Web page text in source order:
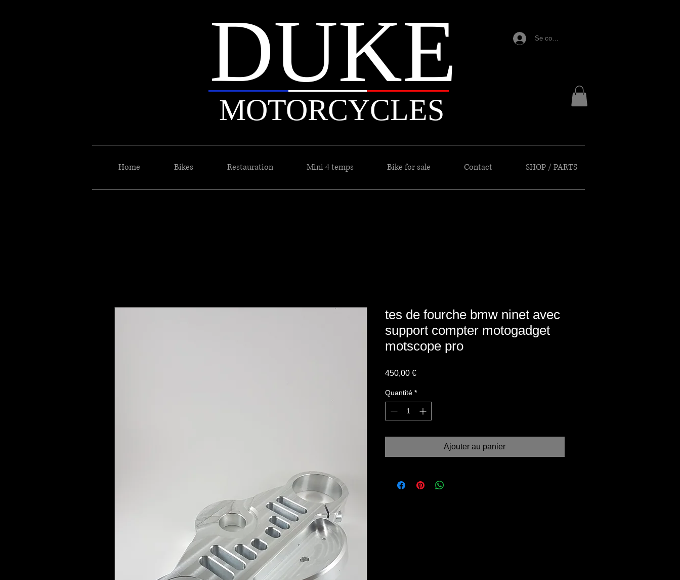
DUKE
Home Bikes Restauration Mini 4 temps Bike for sale Contact SHOP / PARTS
MOTORCYCLES
Se connecter
tes de fourche bmw ninet avec
support compter motogadget
motscope pro
450,00 €Prix
Quantité *
Ajouter au panier